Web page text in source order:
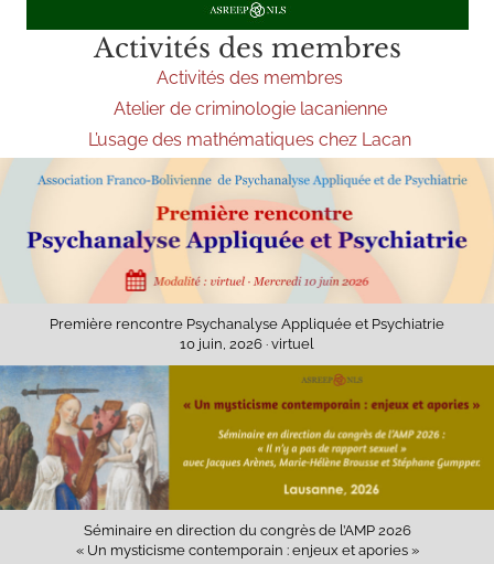
Activités des membres
Activités des membres
Atelier de criminologie lacanienne
L’usage des mathématiques chez Lacan
Première rencontre Psychanalyse Appliquée et Psychiatrie
10 juin, 2026 · virtuel
Séminaire en direction du congrès de l’AMP 2026
« Un mysticisme contemporain : enjeux et apories »